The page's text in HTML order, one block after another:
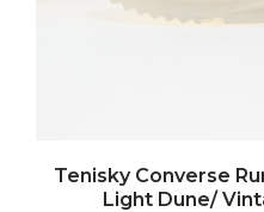
Tenisky Converse
Light Dune/